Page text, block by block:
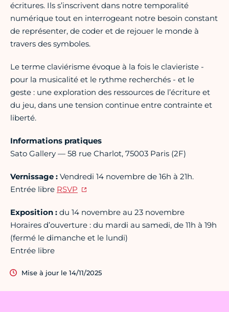
écritures. Ils s’inscrivent dans notre temporalité
numérique tout en interrogeant notre besoin constant
de représenter, de coder et de rejouer le monde à
travers des symboles.
​Le terme claviérisme évoque à la fois le clavieriste -
pour la musicalité et le rythme recherchés - et le
geste : une exploration des ressources de l’écriture et
du jeu, dans une tension continue entre contrainte et
liberté.
Informations pratiques
Sato Gallery — 58 rue Charlot, 75003 Paris (2F)
​Vernissage : Vendredi 14 novembre de 16h à 21h.
Entrée libre RSVP
​Exposition : du 14 novembre au 23 novembre
Horaires d’ouverture : du mardi au samedi, de 11h à 19h
(fermé le dimanche et le lundi)
Entrée libre
Mise à jour le 14/11/2025